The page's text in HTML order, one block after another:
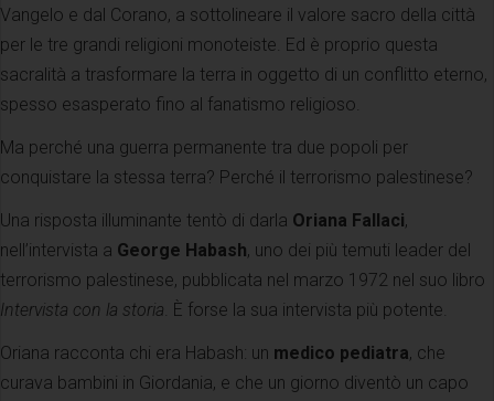
Vangelo e dal Corano, a sottolineare il valore sacro della città
per le tre grandi religioni monoteiste. Ed è proprio questa
sacralità a trasformare la terra in oggetto di un conflitto eterno,
spesso esasperato fino al fanatismo religioso.
Ma perché una guerra permanente tra due popoli per
conquistare la stessa terra? Perché il terrorismo palestinese?
Una risposta illuminante tentò di darla Oriana Fallaci,
nell’intervista a George Habash, uno dei più temuti leader del
terrorismo palestinese, pubblicata nel marzo 1972 nel suo libro
Intervista con la storia . È forse la sua intervista più potente.
Oriana racconta chi era Habash: un medico pediatra, che
curava bambini in Giordania, e che un giorno diventò un capo